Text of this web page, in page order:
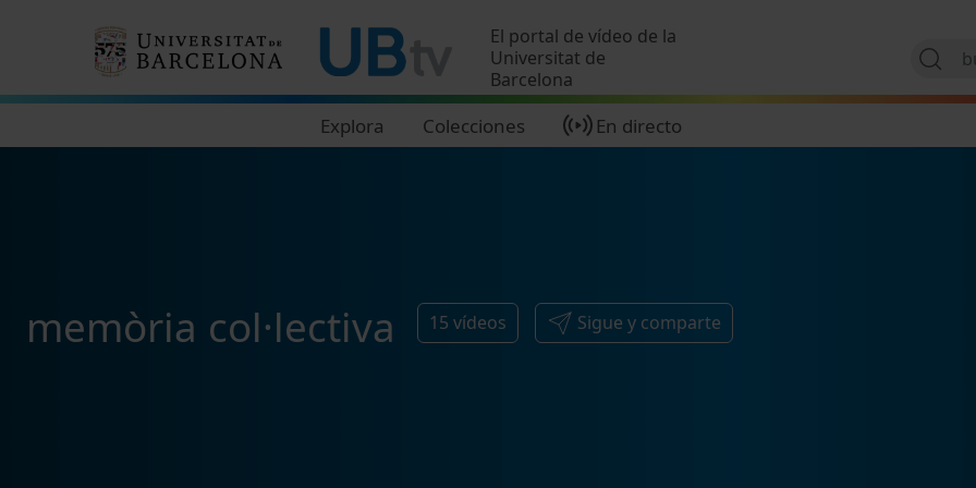
El portal de vídeo de la
Universitat de
Barcelona
Explora Colecciones En directo
memòria col·lectiva 15 vídeos Sigue y comparte